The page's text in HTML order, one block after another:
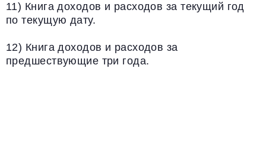
11) Книга доходов и расходов за текущий год
по текущую дату.
12) Книга доходов и расходов за
предшествующие три года.